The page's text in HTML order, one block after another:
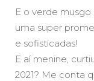
E o verde
uma super
e sofisticadas!
E aí menine,
2021? Me conta